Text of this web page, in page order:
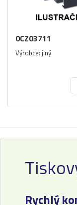
0CZ03711
Výrobce: jiný
Rychlý